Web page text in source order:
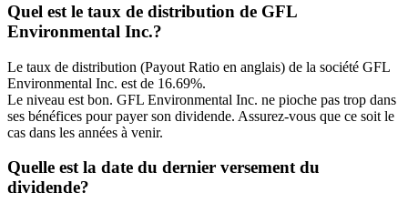
Quel est le taux de distribution de GFL
Environmental Inc.?
Le taux de distribution (Payout Ratio en anglais) de la société GFL
Environmental Inc. est de 16.69%.
Le niveau est bon. GFL Environmental Inc. ne pioche pas trop dans
ses bénéfices pour payer son dividende. Assurez-vous que ce soit le
cas dans les années à venir.
Quelle est la date du dernier versement du
dividende?